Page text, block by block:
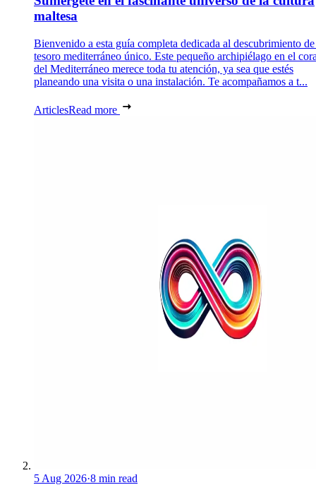
maltesa
Bienvenido a esta guía completa dedicada al descubrimiento
tesoro mediterráneo único. Este pequeño archipiélago en el
del Mediterráneo merece toda tu atención, ya sea que estés
planeando una visita o una instalación. Te acompañamos a t...
ArticlesRead more
5 Aug 2026·8 min read